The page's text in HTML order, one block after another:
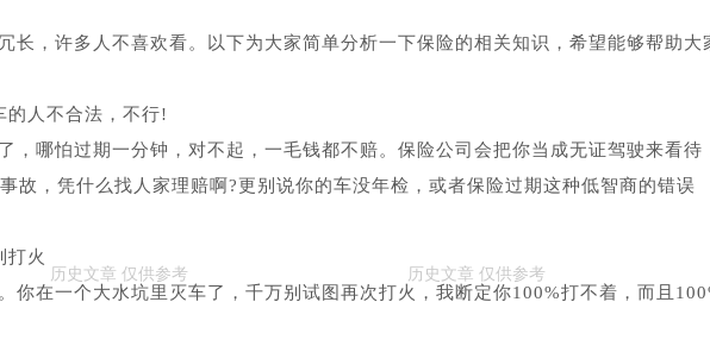
长，许多人不喜欢看。以下为大家简单分析一下保险的相关知识，希望能够帮助大
的人不合法，不行!
，哪怕过期一分钟，对不起，一毛钱都不赔。保险公司会把你当成无证驾驶来看待
故，凭什么找人家理赔啊?更别说你的车没年检，或者保险过期这种低智商的错误
打火
你在一个大水坑里灭车了，千万别试图再次打火，我断定你100%打不着，而且